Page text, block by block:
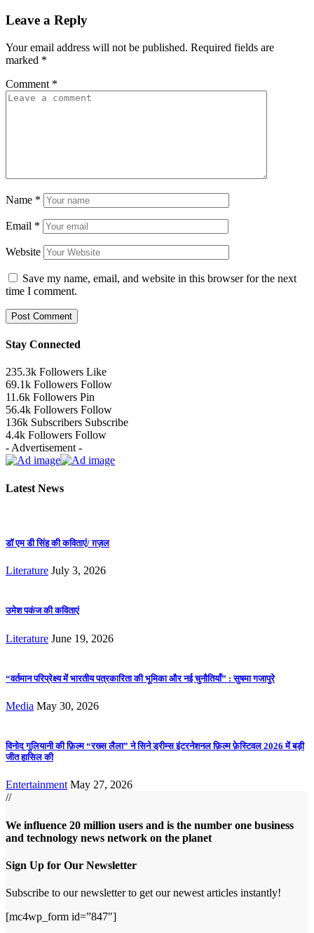
Leave a Reply
Your email address will not be published. Required fields are
marked *
Comment *
Name *
Email *
Website
Save my name, email, and website in this browser for the next
time I comment.
Stay Connected
235.3k Followers Like
69.1k Followers Follow
11.6k Followers Pin
56.4k Followers Follow
136k Subscribers Subscribe
4.4k Followers Follow
- Advertisement -
Latest News
डॉ एम डी सिंह की कविताएं/ ग़ज़ल
Literature July 3, 2026
उमेश पकंज की कविताएं
Literature June 19, 2026
“वर्तमान परिप्रेक्ष्य में भारतीय पत्रकारिता की भूमिका और नई चुनौतियाँ” : सुषमा गजापुरे
Media May 30, 2026
विनोद गुलियानी की फ़िल्म “रख्स लैला” ने सिने ड्रीम्स इंटरनेशनल फ़िल्म फ़ेस्टिवल 2026 में बड़ी
जीत हासिल की
Entertainment May 27, 2026
//
We influence 20 million users and is the number one business
and technology news network on the planet
Sign Up for Our Newsletter
Subscribe to our newsletter to get our newest articles instantly!
[mc4wp_form id=”847″]